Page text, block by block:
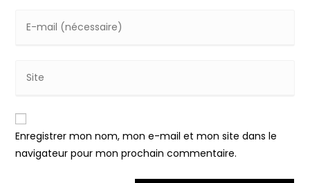
username
comment
your
l’URL
site
(facultatif)
Enregistrer mon nom, mon e-mail et mon site dans le
navigateur pour mon prochain commentaire.